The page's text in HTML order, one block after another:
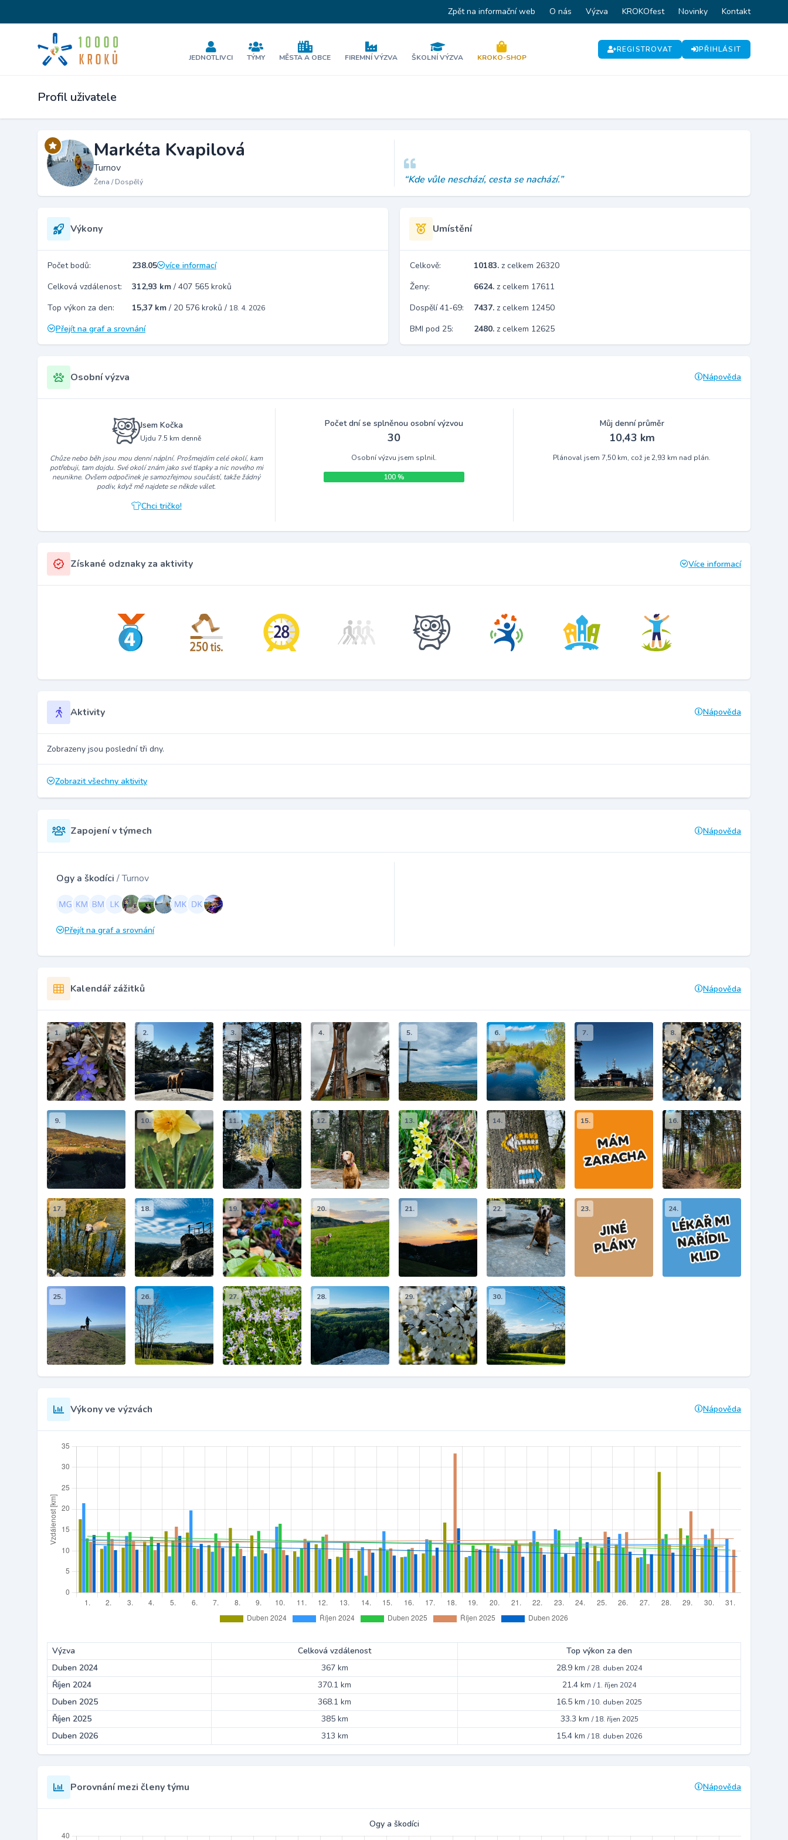
Zpět na informační web O nás Výzva KROKOfest Novinky Kontakt
JEDNOTLIVCI TÝMY MĚSTA A OBCE FIREMNÍ VÝZVA ŠKOLNÍ VÝZVA KROKO-SHOP
REGISTROVAT PŘIHLÁSIT
Profil uživatele
Markéta Kvapilová
Turnov
Žena / Dospělý “Kde vůle neschází, cesta se nachází.”
Výkony
Počet bodů: 238.05
více informací
Celková vzdálenost:
312,93 km / 407 565 kroků
Top výkon za den:
15,37 km / 20 576 kroků / 18. 4. 2026
Přejít na graf a srovnání
Umístění
Celkově: 10183. z celkem 26320
Ženy:
6624. z celkem 17611
Dospělí 41-69:
7437. z celkem 12450
BMI pod 25:
2480. z celkem 12625
Osobní výzva Nápověda
Jsem Kočka
Ujdu 7.5 km denně
Chůze nebo běh jsou mou denní náplní. Prošmejdím celé okolí, kam
potřebuji, tam dojdu. Své okolí znám jako své tlapky a nic nového mi
neunikne. Ovšem odpočinek je samozřejmou součástí, takže žádný
podiv, když mě najdete se někde válet.
Chci tričko!
Počet dní se splněnou osobní výzvou
30
Osobní výzvu jsem splnil.
100 %
Můj denní průměr
10,43 km
Plánoval jsem 7,50 km, což je 2,93 km nad plán.
Získané odznaky za aktivity Více informací
Aktivity Nápověda
Zobrazeny jsou poslední tři dny.
Zobrazit všechny aktivity
Zapojení v týmech Nápověda
Ogy a škodíci / Turnov
Přejít na graf a srovnání
Kalendář zážitků Nápověda
1. 2. 3. 4. 5. 6. 7. 8.
9. 10. 11. 12. 13. 14. 15. 16.
17. 18. 19. 20. 21. 22. 23. 24.
25. 26. 27. 28. 29. 30.
Výkony ve výzvách Nápověda
Výzva Celková vzdálenost
Top výkon za den
Duben 2024
367 km 28.9 km /28. duben 2024
Říjen 2024 370.1 km 21.4 km /1. říjen 2024
Duben 2025 368.1 km 16.5 km /10. duben 2025
Říjen 2025 385 km 33.3 km /18. říjen 2025
Duben 2026 313 km 15.4 km /18. duben 2026
Porovnání mezi členy týmu Nápověda
Ogy a škodíci